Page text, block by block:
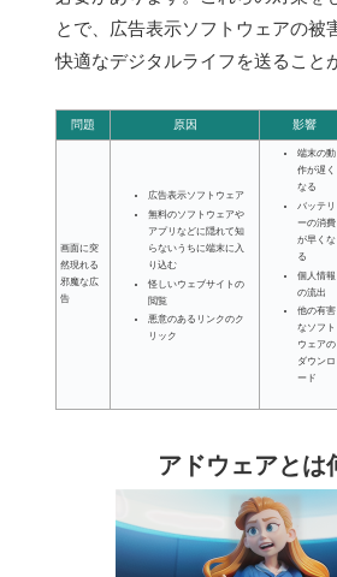
とで、広告表示ソフトウェアの被
快適なデジタルライフを送ること
問題 原因 影響
画面に突
然現れる
邪魔な広
告
広告表示ソフトウェア
無料のソフトウェアや
アプリなどに隠れて知
らないうちに端末に入
り込む
怪しいウェブサイトの
閲覧
悪意のあるリンクのク
リック
端末の動
作が遅く
なる
バッテリ
ーの消費
が早くな
る
個人情報
の流出
他の有害
なソフト
ウェアの
ダウンロ
ード
アドウェアとは